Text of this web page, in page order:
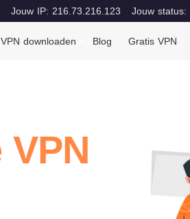
Jouw IP: 216.73.216.123 Jouw status:
VPN downloaden Blog Gratis VPN